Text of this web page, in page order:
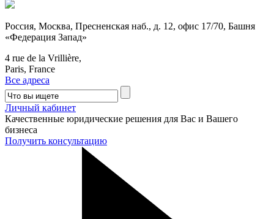
Россия, Москва, Пресненская наб., д. 12, офис 17/70, Башня
«Федерация Запад»
4 rue de la Vrillière,
Paris, France
Все адреса
Личный кабинет
Качественные юридические решения для Вас и Вашего
бизнеса
Получить консультацию